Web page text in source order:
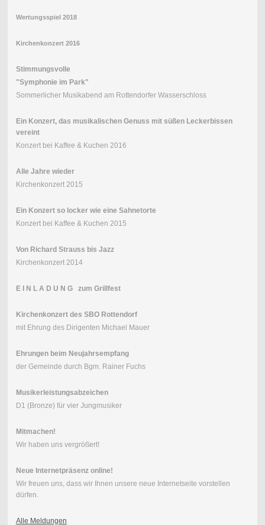
Wertungsspiel 2018
Kirchenkonzert 2016
Stimmungsvolle
"Symphonie im Park"
Sommerlicher Musikabend am Rottendorfer Wasserschloss
Ein Konzert, das musikalischen Genuss mit süßen Leckerbissen
vereint
Konzert bei Kaffee & Kuchen 2016
Alle Jahre wieder
Kirchenkonzert 2015
Ein Konzert so locker wie eine Sahnetorte
Konzert bei Kaffee & Kuchen 2015
Von Richard Strauss bis Jazz
Kirchenkonzert 2014
E I N L A D U N G zum Grillfest
Kirchenkonzert des SBO Rottendorf
mit Ehrung des Dirigenten Michael Mauer
Ehrungen beim Neujahrsempfang
der Gemeinde durch Bgm. Rainer Fuchs
Musikerleistungsabzeichen
D1 (Bronze) für vier Jungmusiker
Mitmachen!
Wir haben uns vergrößert!
Neue Internetpräsenz online!
Wir freuen uns, dass wir Ihnen unsere neue Internetseite vorstellen
dürfen.
Alle Meldungen